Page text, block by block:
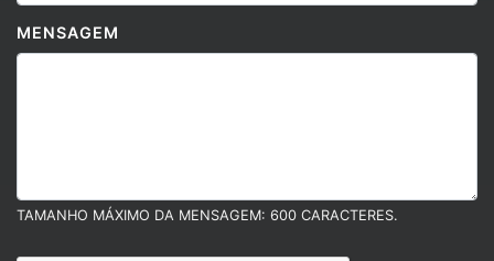
MENSAGEM
TAMANHO MÁXIMO DA MENSAGEM: 600 CARACTERES.